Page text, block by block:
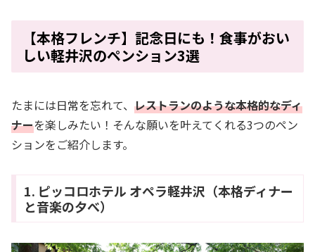
【本格フレンチ】記念日にも！食事がおい
しい軽井沢のペンション3選
たまには日常を忘れて、 レストランのような本格的なディ
ナーを楽しみたい！そんな願いを叶えてくれる3つのペン
ションをご紹介します。
1. ピッコロホテル オペラ軽井沢（本格ディナー
と音楽の夕べ）